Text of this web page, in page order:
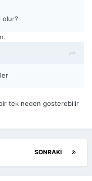
olur?
tek neden gosterebilir
SONRAKI